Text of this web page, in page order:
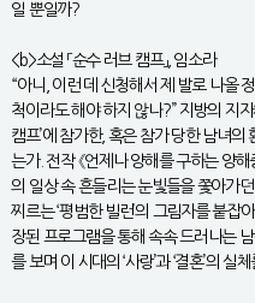
일 뿐일까?
<b>소설 「순수 러브 캠프」, 임소라
“아니, 이런 데 신청해서 제 발로 나올
척이라도 해야 하지 않나?” 지방의 지
캠프’에 참가한, 혹은 참가 당한 남녀
는가. 전작 《언제나 양해를 구하는 양
의 일상 속 흔들리는 눈빛들을 쫓아가
찌르는 ‘평범한 빌런’의 그림자를 붙잡
장된 프로그램을 통해 속속 드러나는
를 보며 이 시대의 ‘사랑’과 ‘결혼’의 실